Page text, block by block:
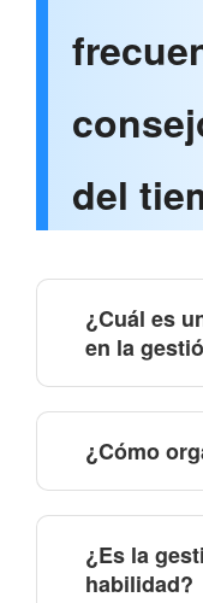
del
¿Cuál es
en la
¿Cómo
¿Es la
habilidad?